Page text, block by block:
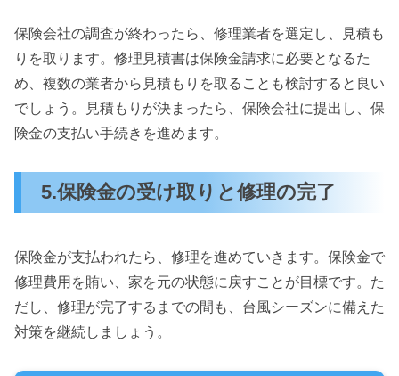
保険会社の調査が終わったら、修理業者を選定し、見積も
りを取ります。修理見積書は保険金請求に必要となるた
め、複数の業者から見積もりを取ることも検討すると良い
でしょう。見積もりが決まったら、保険会社に提出し、保
険金の支払い手続きを進めます。
5.保険金の受け取りと修理の完了
保険金が支払われたら、修理を進めていきます。保険金で
修理費用を賄い、家を元の状態に戻すことが目標です。た
だし、修理が完了するまでの間も、台風シーズンに備えた
対策を継続しましょう。